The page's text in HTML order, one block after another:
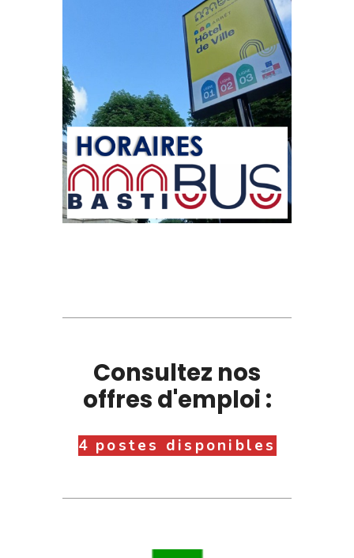
Consultez nos
offres d'emploi :
4 postes disponibles